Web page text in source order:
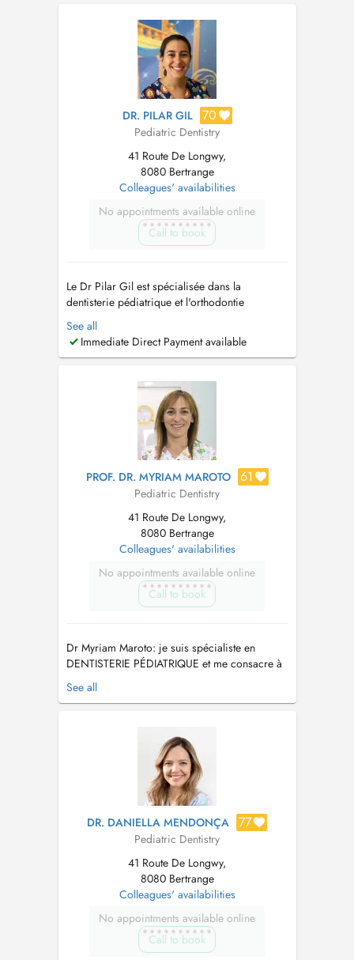
liées à mes domaines d'intervention. Ma ...
DR. PILAR GIL 70
Pediatric Dentistry
41 Route De Longwy,
8080 Bertrange
Colleagues' availabilities
No appointments available online
Call to book
Le Dr Pilar Gil est spécialisée dans la
dentisterie pédiatrique et l'orthodontie
interceptive pour les patients en pleine
croissance. Sa devise est de prévenir plutôt
que de guérir, en se basant sur une approche
malocclusions. Le premier rendez-vous de
See all
Immediate Direct Payment available
PROF. DR. MYRIAM MAROTO 61
Pediatric Dentistry
41 Route De Longwy,
8080 Bertrange
Colleagues' availabilities
No appointments available online
Call to book
Dr Myriam Maroto: je suis spécialiste en
DENTISTERIE PÉDIATRIQUE et me consacre à
cette activité exclusive depuis plus de 24 ans.
Jai mon propre cabinet dentaire à Madrid et
2003. Je collabore au cabinet LuxDen...
See all
DR. DANIELLA MENDONÇA 77
Pediatric Dentistry
41 Route De Longwy,
8080 Bertrange
Colleagues' availabilities
No appointments available online
Call to book